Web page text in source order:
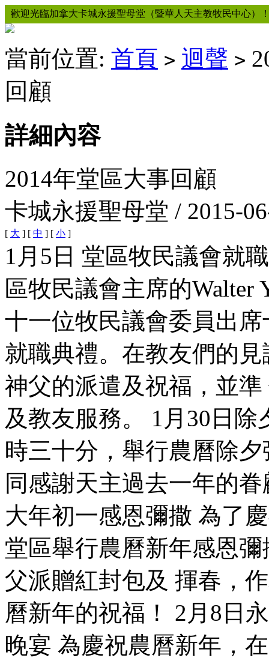
歡迎光臨加拿大卡城永援聖母堂（暨華人天主教牧民中心）
當前位置: 首頁 > 迴聲 >
回顧
詳細內容
2014年堂區大事回顧
卡城永援聖母堂 / 2015-
[ 大 ] [ 中 ] [ 小 ]
1月5日 堂區牧民議會就
區牧民議會主席的Walter
十一位牧民議會委員出
就職典禮。在教友們的
神父的派遣及祝福，並
及教友服務。 1月30日除
時三十分，舉行農曆除
同感謝天主過去一年的
大年初一感恩彌撒 為了
堂區舉行農曆新年感恩
父派贈紅封包及 揮春，
曆新年的祝福！ 2月8日
晚宴 為慶祝農曆新年，